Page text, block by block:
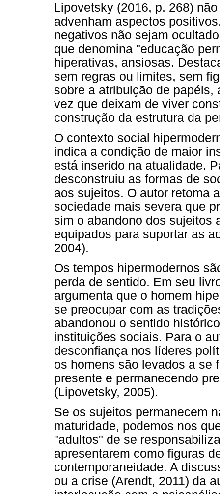
Lipovetsky (2016, p. 268)
advenham aspectos
negativos não sejam
que denomina "educação
hiperativas, ansiosas.
sem regras ou limites, sem
sobre a atribuição de papéis,
vez que deixam de viver
construção da estrutura da
O contexto social
indica a condição de maior
está inserido na atualidade.
desconstruiu as formas de
aos sujeitos. O autor retoma
sociedade mais severa que
sim o abandono dos sujeitos
equipados para suportar as
2004).
Os tempos hipermodernos
perda de sentido. Em seu
argumenta que o homem
se preocupar com as
abandonou o sentido
instituições sociais. Para o
desconfiança nos líderes
os homens são levados a se
presente e permanecendo
(Lipovetsky, 2005).
Se os sujeitos permanecem
maturidade, podemos nos
"adultos" de se
apresentarem como figuras
contemporaneidade. A
ou a crise (Arendt, 2011) da